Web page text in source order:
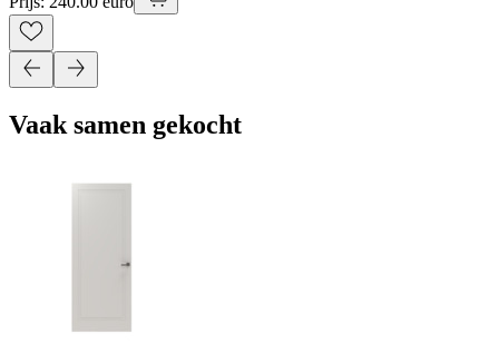
Vaak samen gekocht